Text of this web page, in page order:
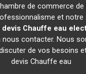
de commerce de
et notre
devis Chauffe eau
nous contacter. Nous
de vos besoins
devis Chauffe eau